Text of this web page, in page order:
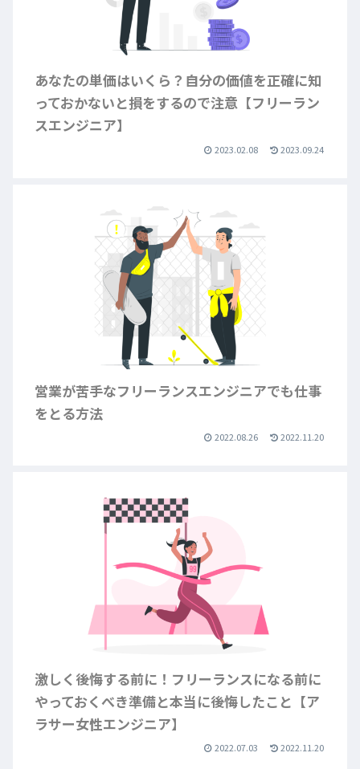
あなたの単価はいくら？自分の価値を正確に知
っておかないと損をするので注意【フリーラン
スエンジニア】
2023.02.08 2023.09.24
営業が苦手なフリーランスエンジニアでも仕事
をとる方法
2022.08.26 2022.11.20
激しく後悔する前に！フリーランスになる前に
やっておくべき準備と本当に後悔したこと【ア
ラサー女性エンジニア】
2022.07.03 2022.11.20